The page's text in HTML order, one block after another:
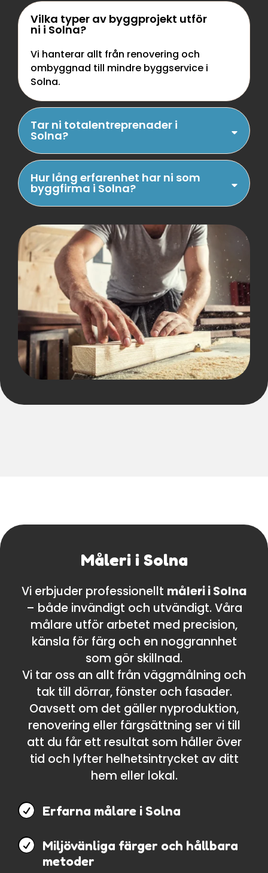
Vilka typer av byggprojekt utför
ni i Solna?
Vi hanterar allt från renovering och
ombyggnad till mindre byggservice i
Solna.
Tar ni totalentreprenader i
Solna?
Hur lång erfarenhet har ni som
byggfirma i Solna?
Måleri i Solna
Vi erbjuder professionellt måleri i Solna
– både invändigt och utvändigt. Våra
målare utför arbetet med precision,
känsla för färg och en noggrannhet
som gör skillnad.
Vi tar oss an allt från väggmålning och
tak till dörrar, fönster och fasader.
Oavsett om det gäller nyproduktion,
renovering eller färgsättning ser vi till
att du får ett resultat som håller över
tid och lyfter helhetsintrycket av ditt
hem eller lokal.
 Erfarna målare i Solna
 Miljövänliga färger och hållbara
metoder